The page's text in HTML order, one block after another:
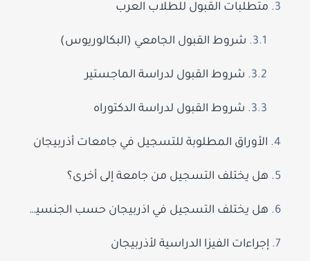
متطلبات القبول للطلاب العرب
شروط القبول الجامعي (البكالوريوس)
شروط القبول لدراسة الماجستير
شروط القبول لدراسة الدكتوراه
الأوراق المطلوبة للتسجيل في جامعات أذربيجان
هل يختلف التسجيل من جامعة إلى أخرى؟
هل يختلف التسجيل في اذربيجان حسب الجنسية؟
إجراءات الفيزا الدراسية لأذربيجان